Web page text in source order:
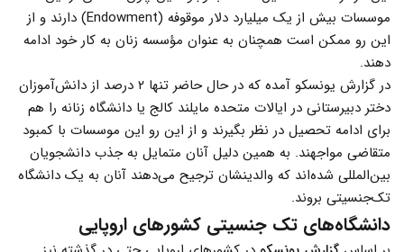
موسسات بیش از یک میلیارد دلار موقوفه (Endowment) دارند و از
این رو ممکن است همچنان به عنوان مؤسسه زنان به کار خود ادامه
دهند.
در گزارش یونسکو آمده که در حال حاضر تنها ۲ درصد از دانش‌آموزان
دختر دبیرستانی در ایالات متحده مایلند کالج یا دانشگاه زنانه را هم
برای ادامه تحصیل در نظر بگیرند و از این رو این موسسات با کمبود
متقاضی مواجهند. به همین دلیل آنان متمایل به جذب دانشجویان
بین‌المللی شده‌اند که والدینشان ترجیح می‌دهند آنان به یک دانشگاه
تک‌جنسیتی بروند.
دانشگاه‌های تک جنسیتی کشورهای اروپایی